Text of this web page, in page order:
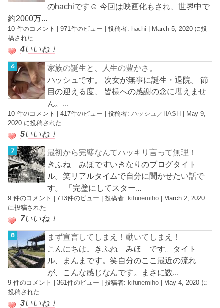
のhachiです☺︎ 今回は映画化もされ、世界中で
約2000万...
10 件のコメント |971件のビュー |投稿者: hachi
March 5, 2020 に投
稿された
4いいね！
家族の誕生と、人生の豊かさ。
ハッシュです。 次女が無事に誕生・退院。 節
目の迎える度、 皆様への感謝の念に堪えませ
ん。...
10 件のコメント |417件のビュー |投稿者:ハッシュ／HASH | May 9,
2020 に投稿された
5いいね！
最初から完璧なんてハッキリ言って無理！
きふね みほですいきなりのブログタイト
ル。笑リアルタイムで自分に聞かせたい話で
す。 「完璧にしてスター...
9 件のコメント |713件のビュー |投稿者: kifunemiho
March 2, 2020
に投稿された
7いいね！
まず宣言してしまえ！動いてしまえ！
こんにちは。きふね みほ です。タイト
ル、まんまです。笑自分のここ最近の流れ
が、こんな感じなんです。まさに数...
9 件のコメント |361件のビュー |投稿者: kifunemiho
May 4, 2020 に
投稿された
3いいね！